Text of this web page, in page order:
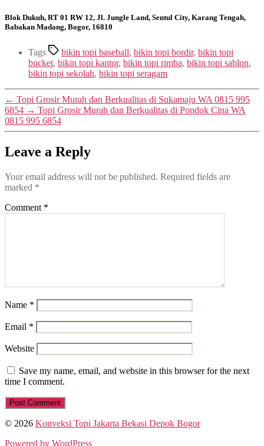
Blok Dukuh, RT 01 RW 12, Jl. Jungle Land, Sentul City, Karang Tengah,
Babakan Madang, Bogor, 16810
Tags bikin topi baseball, bikin topi bordir, bikin topi
bucket, bikin topi kantor, bikin topi rimba, bikin topi sablon,
bikin topi sekolah, bikin topi seragam
← Topi Grosir Murah dan Berkualitas di Sukamaju WA 0815 995
6854 → Topi Grosir Murah dan Berkualitas di Pondok Cina WA
0815 995 6854
Leave a Reply
Your email address will not be published. Required fields are
marked *
Comment *
Name *
Email *
Website
Save my name, email, and website in this browser for the next
time I comment.
© 2026 Konveksi Topi Jakarta Bekasi Depok Bogor
Powered by WordPress